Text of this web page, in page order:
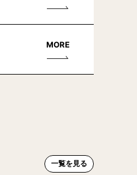
MORE
一覧を見る